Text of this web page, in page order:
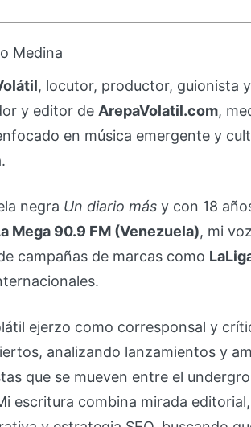
Medina
, locutor, productor, guionista
y editor de ArepaVolatil.com,
en música emergente y
negra Un diario másy con 18
Mega 90.9 FM (Venezuela), mi
campañas de marcas como
ejerzo como corresponsal y
analizando lanzamientos y
que se mueven entre el
escritura combina mirada editorial,